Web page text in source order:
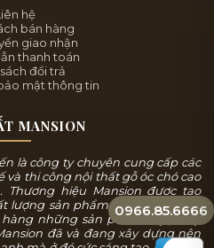
0966.85.6666
hệ
bán hàng
giao nhận
thanh toán
đổi trả
mật thông tin
MANSION
là công ty chuyên cung cấp các
và thi công nội thất gỗ óc chó cao
hiệu Mansion được tạo
lượng sản phẩm, chúng tôi luôn
những sản phẩm tuyệt mỹ
đã và đang xây dựng nên